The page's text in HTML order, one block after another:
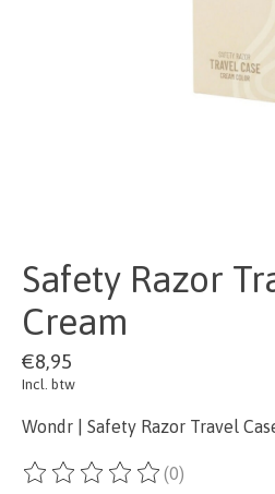
Safety Razor
Cream
€8,95
Incl. btw
Wondr | Safety Razor Travel
De beoordeling van dit product
(0)